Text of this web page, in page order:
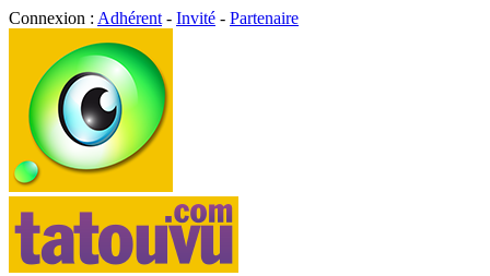
Connexion : Adhérent - Invité - Partenaire